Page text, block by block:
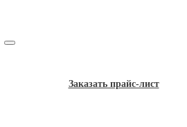
Заказать прайс-лист